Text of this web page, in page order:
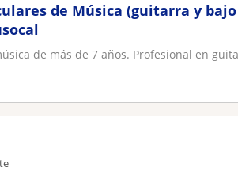
de Música (guitarra y
de más de 7 años. Profesional en